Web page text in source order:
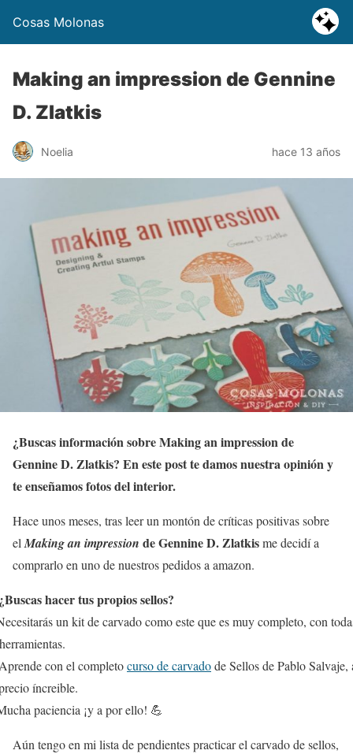
Cosas Molonas
Making an impression de Gennine
D. Zlatkis
Noelia hace 13 años
¿Buscas información sobre Making an impression de
Gennine D. Zlatkis? En este post te damos nuestra opinión y
te enseñamos fotos del interior.
Hace unos meses, tras leer un montón de críticas positivas sobre
elMaking an impression de Gennine D. Zlatkisme decidí a
comprarlo en uno de nuestros pedidos a amazon.
hacer tus propios sellos?
un kit de carvado como este que es muy completo, con
con el completocurso de carvadode Sellos de Pablo Salvaje,
íncreible.
paciencia ¡y a por ello! 💪
Aún tengo en mi lista de pendientes practicar el carvado de sellos,